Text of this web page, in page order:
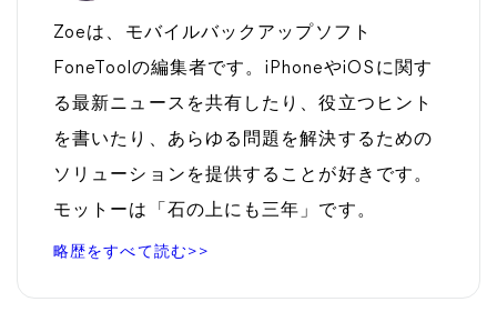
Zoeは、モバイルバックアップソフト
FoneToolの編集者です。iPhoneやiOSに関す
る最新ニュースを共有したり、役立つヒント
を書いたり、あらゆる問題を解決するための
ソリューションを提供することが好きです。
モットーは「石の上にも三年」です。
略歴をすべて読む>>